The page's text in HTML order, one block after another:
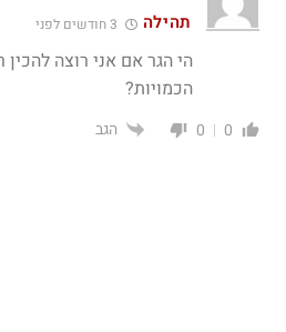
תהילה
הכמויות?
0
0 הגב